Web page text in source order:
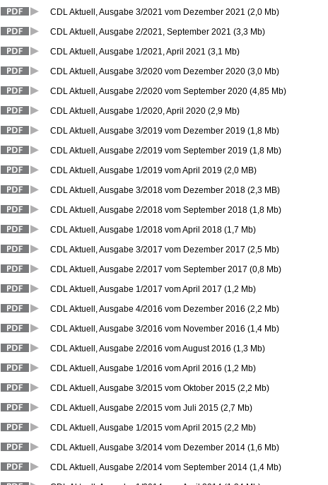
CDL Aktuell, Ausgabe 3/2021 vom Dezember 2021 (2,0 Mb)
CDL Aktuell, Ausgabe 2/2021, September 2021 (3,3 Mb)
CDL Aktuell, Ausgabe 1/2021, April 2021 (3,1 Mb)
CDL Aktuell, Ausgabe 3/2020 vom Dezember 2020 (3,0 Mb)
CDL Aktuell, Ausgabe 2/2020 vom September 2020 (4,85 Mb)
CDL Aktuell, Ausgabe 1/2020, April 2020 (2,9 Mb)
CDL Aktuell, Ausgabe 3/2019 vom Dezember 2019 (1,8 Mb)
CDL Aktuell, Ausgabe 2/2019 vom September 2019 (1,8 Mb)
CDL Aktuell, Ausgabe 1/2019 vom April 2019 (2,0 MB)
CDL Aktuell, Ausgabe 3/2018 vom Dezember 2018 (2,3 MB)
CDL Aktuell, Ausgabe 2/2018 vom September 2018 (1,8 Mb)
CDL Aktuell, Ausgabe 1/2018 vom April 2018 (1,7 Mb)
CDL Aktuell, Ausgabe 3/2017 vom Dezember 2017 (2,5 Mb)
CDL Aktuell, Ausgabe 2/2017 vom September 2017 (0,8 Mb)
CDL Aktuell, Ausgabe 1/2017 vom April 2017 (1,2 Mb)
CDL Aktuell, Ausgabe 4/2016 vom Dezember 2016 (2,2 Mb)
CDL Aktuell, Ausgabe 3/2016 vom November 2016 (1,4 Mb)
CDL Aktuell, Ausgabe 2/2016 vom August 2016 (1,3 Mb)
CDL Aktuell, Ausgabe 1/2016 vom April 2016 (1,2 Mb)
CDL Aktuell, Ausgabe 3/2015 vom Oktober 2015 (2,2 Mb)
CDL Aktuell, Ausgabe 2/2015 vom Juli 2015 (2,7 Mb)
CDL Aktuell, Ausgabe 1/2015 vom April 2015 (2,2 Mb)
CDL Aktuell, Ausgabe 3/2014 vom Dezember 2014 (1,6 Mb)
CDL Aktuell, Ausgabe 2/2014 vom September 2014 (1,4 Mb)